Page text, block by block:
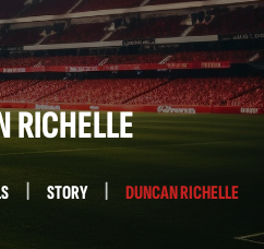
RICHELLE
STORY DUNCAN RICHELLE